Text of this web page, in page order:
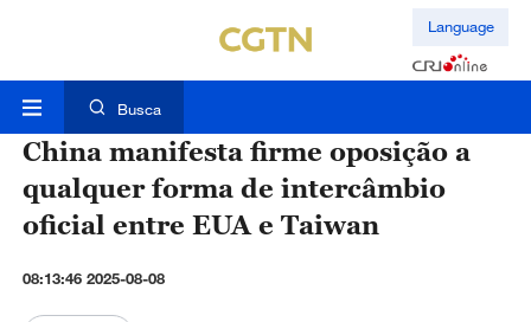
Language
Busca
China manifesta firme oposição a
qualquer forma de intercâmbio
oficial entre EUA e Taiwan
08:13:46 2025-08-08